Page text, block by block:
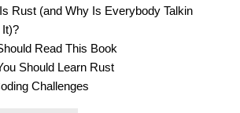
Rust (and Why Is Everybody Talkin
It)?
Read This Book
Should Learn Rust
Challenges